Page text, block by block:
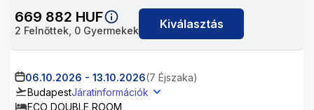
669 882 HUF
2 Felnőttek, 0 Gyermekek Kiválasztás
06.10.2026 - 13.10.2026(7 Éjszaka)
BudapestJáratinformációk
ECO DOUBLE ROOM